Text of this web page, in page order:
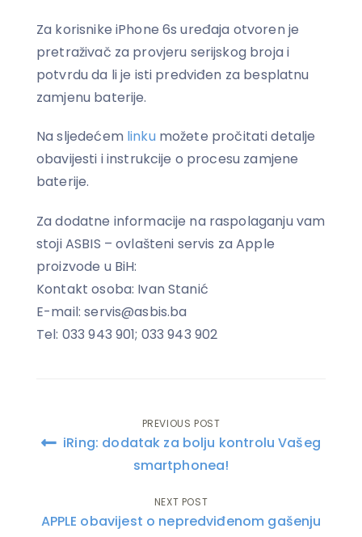
Za korisnike iPhone 6s uređaja otvoren je
pretraživač za provjeru serijskog broja i
potvrdu da li je isti predviđen za besplatnu
zamjenu baterije.
Na sljedećem linkumožete pročitati detalje
obavijesti i instrukcije o procesu zamjene
baterije.
Za dodatne informacije na raspolaganju vam
stoji ASBIS – ovlašteni servis za Apple
proizvode u BiH:
Kontakt osoba: Ivan Stanić
E-mail: servis@asbis.ba
Tel: 033 943 901; 033 943 902
Post
navigation
PREVIOUS POST
iRing: dodatak za bolju kontrolu Vašeg
smartphonea!
NEXT POST
APPLE obavijest o nepredviđenom gašenju